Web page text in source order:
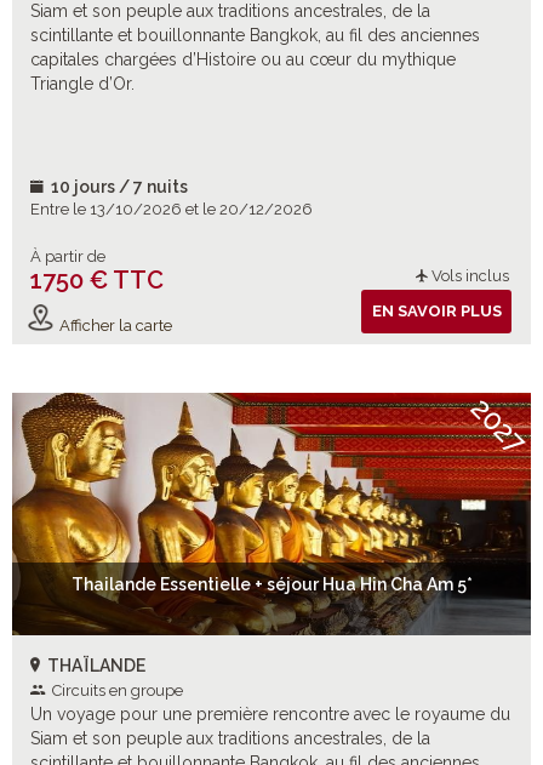
Siam et son peuple aux traditions ancestrales, de la
scintillante et bouillonnante Bangkok, au fil des anciennes
capitales chargées d’Histoire ou au cœur du mythique
Triangle d’Or.
10 jours / 7 nuits
Entre le 13/10/2026 et le 20/12/2026
À partir de
1750 € TTC Vols inclus
Afficher la carte
EN SAVOIR PLUS
Thailande Essentielle + séjour Hua Hin Cha Am 5*
THAÏLANDE
Circuits en groupe
Un voyage pour une première rencontre avec le royaume du
Siam et son peuple aux traditions ancestrales, de la
2027